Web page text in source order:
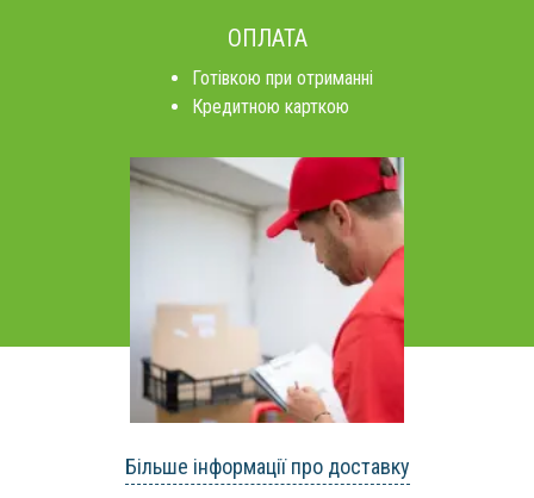
ОПЛАТА
Готівкою при отриманні
Кредитною карткою
Більше інформації про доставку